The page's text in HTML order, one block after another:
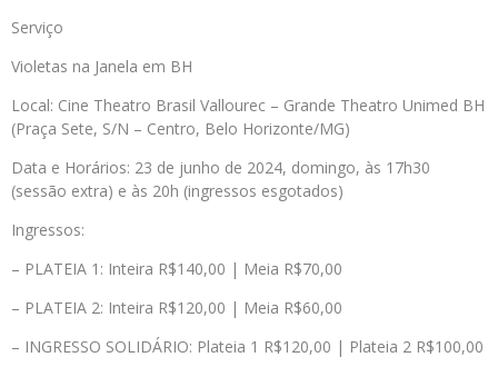
Serviço
Violetas na Janela em BH
Local: Cine Theatro Brasil Vallourec – Grande Theatro Unimed BH
(Praça Sete, S/N – Centro, Belo Horizonte/MG)
Data e Horários: 23 de junho de 2024, domingo, às 17h30
(sessão extra) e às 20h (ingressos esgotados)
Ingressos:
– PLATEIA 1: Inteira R$140,00 | Meia R$70,00
– PLATEIA 2: Inteira R$120,00 | Meia R$60,00
– INGRESSO SOLIDÁRIO: Plateia 1 R$120,00 | Plateia 2 R$100,00